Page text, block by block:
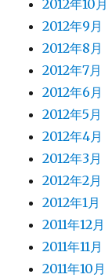
2012年10月
2012年9月
2012年8月
2012年7月
2012年6月
2012年5月
2012年4月
2012年3月
2012年2月
2012年1月
2011年12月
2011年11月
2011年10月